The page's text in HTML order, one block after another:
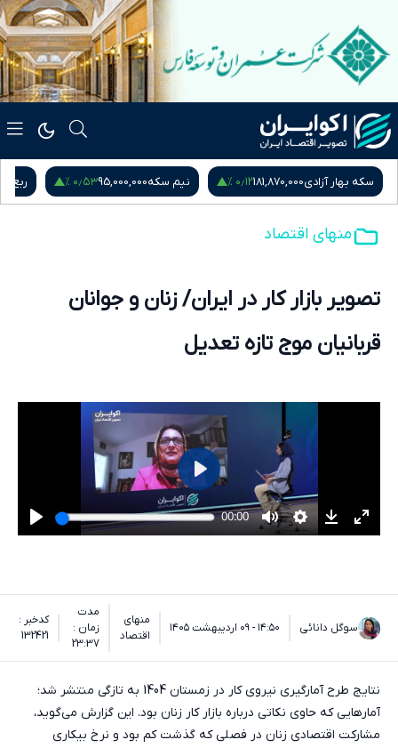
سکه بهار آزادی181,870,000۰٫۱۲ % نیم سکه95,000,000۰٫۵۳ % ربع
منهای اقتصاد
تصویر بازار کار در ایران/ زنان و جوانان
قربانیان موج تازه تعدیل
سوگل دانائی ۱۴:۵۰ - ۰۹ اردیبهشت ۱۴۰۵
منهای
اقتصاد
مدت
زمان :
23:37
کدخبر :
132421
نتایج طرح آمارگیری نیروی کار در زمستان 1404 به تازگی منتشر شد؛
آمارهایی که حاوی نکاتی درباره بازار کار زنان بود. این گزارش می‌‎گوید،
مشارکت اقتصادی زنان در فصلی که گذشت کم بود و نرخ بیکاری